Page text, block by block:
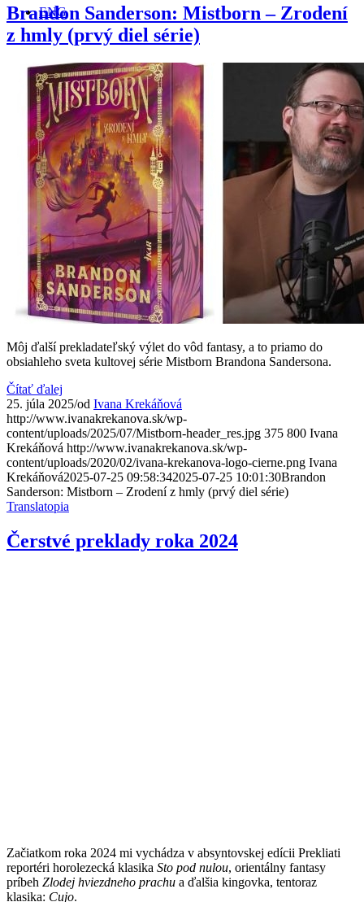
ENG
Vyhľadávanie
Menu Menu
Brandon Sanderson: Mistborn – Zrodení
z hmly (prvý diel série)
Môj ďalší prekladateľský výlet do vôd fantasy, a to priamo do
obsiahleho sveta kultovej série Mistborn Brandona Sandersona.
Čítať ďalej
25. júla 2025/od Ivana Krekáňová
http://www.ivanakrekanova.sk/wp-
content/uploads/2025/07/Mistborn-header_res.jpg 375 800 Ivana
Krekáňová http://www.ivanakrekanova.sk/wp-
content/uploads/2020/02/ivana-krekanova-logo-cierne.png Ivana
Krekáňová2025-07-25 09:58:342025-07-25 10:01:30Brandon
Sanderson: Mistborn – Zrodení z hmly (prvý diel série)
Translatopia
Čerstvé preklady roka 2024
Začiatkom roka 2024 mi vychádza v absyntovskej edícii Prekliati
reportéri horolezecká klasika Sto pod nulou, orientálny fantasy
príbeh Zlodej hviezdneho prachu a ďalšia kingovka, tentoraz
klasika: Cujo.